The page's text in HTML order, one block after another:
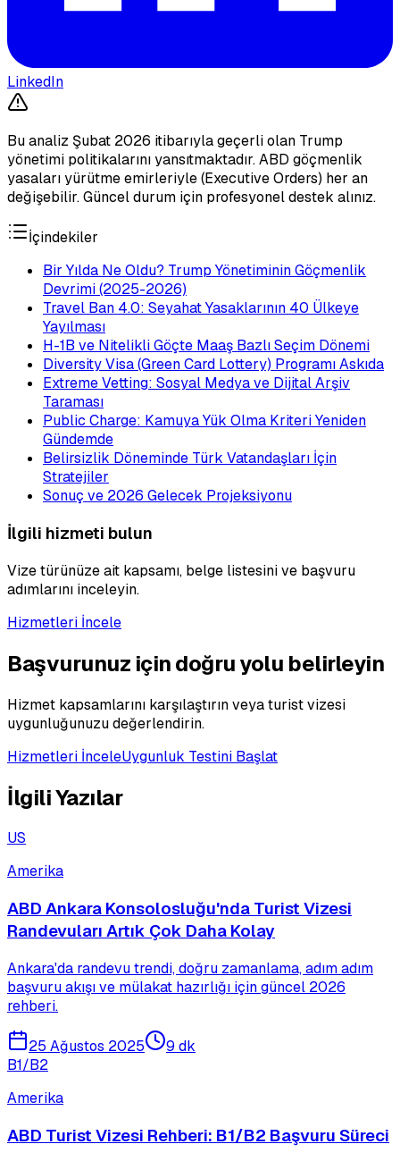
LinkedIn
Bu analiz Şubat 2026 itibarıyla geçerli olan Trump
yönetimi politikalarını yansıtmaktadır. ABD göçmenlik
yasaları yürütme emirleriyle (Executive Orders) her an
değişebilir. Güncel durum için profesyonel destek alınız.
İçindekiler
Bir Yılda Ne Oldu? Trump Yönetiminin Göçmenlik
Devrimi (2025-2026)
Travel Ban 4.0: Seyahat Yasaklarının 40 Ülkeye
Yayılması
H-1B ve Nitelikli Göçte Maaş Bazlı Seçim Dönemi
Diversity Visa (Green Card Lottery) Programı Askıda
Extreme Vetting: Sosyal Medya ve Dijital Arşiv
Taraması
Public Charge: Kamuya Yük Olma Kriteri Yeniden
Gündemde
Belirsizlik Döneminde Türk Vatandaşları İçin
Stratejiler
Sonuç ve 2026 Gelecek Projeksiyonu
İlgili hizmeti bulun
Vize türünüze ait kapsamı, belge listesini ve başvuru
adımlarını inceleyin.
Hizmetleri İncele
Başvurunuz için doğru yolu belirleyin
Hizmet kapsamlarını karşılaştırın veya turist vizesi
uygunluğunuzu değerlendirin.
Hizmetleri İnceleUygunluk Testini Başlat
İlgili Yazılar
US
Amerika
ABD Ankara Konsolosluğu'nda Turist Vizesi
Randevuları Artık Çok Daha Kolay
Ankara'da randevu trendi, doğru zamanlama, adım adım
başvuru akışı ve mülakat hazırlığı için güncel 2026
rehberi.
25 Ağustos 2025
9 dk
B1/B2
Amerika
ABD Turist Vizesi Rehberi: B1/B2 Başvuru Süreci